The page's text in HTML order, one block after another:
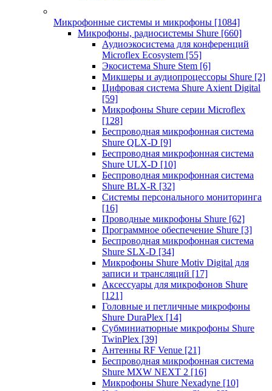
Микрофонные системы и микрофоны [1084]
Микрофоны, радиосистемы Shure [660]
Аудиоэкосистема для конференций
Microflex Ecosystem [55]
Экосистема Shure Stem [6]
Микшеры и аудиопроцессоры Shure [2]
Цифровая система Shure Axient Digital
[59]
Микрофоны Shure серии Microflex
[128]
Беспроводная микрофонная система
Shure QLX-D [9]
Беспроводная микрофонная система
Shure ULX-D [10]
Беспроводная микрофонная система
Shure BLX-R [32]
Системы персонального мониторинга
[16]
Проводные микрофоны Shure [62]
Программное обеспечение Shure [3]
Беспроводная микрофонная система
Shure SLX-D [34]
Микрофоны Shure Motiv Digital для
записи и трансляций [17]
Аксессуары для микрофонов Shure
[121]
Головные и петличные микрофоны
Shure DuraPlex [14]
Субминиатюрные микрофоны Shure
TwinPlex [39]
Антенны RF Venue [21]
Беспроводная микрофонная система
Shure MXW NEXT 2 [16]
Микрофоны Shure Nexadyne [10]